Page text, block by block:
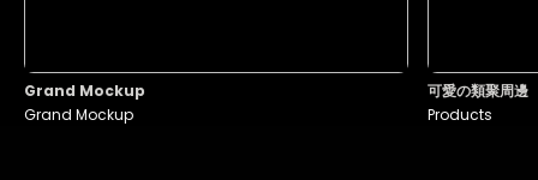
Grand Mockup
Grand Mockup
可愛の類聚周邊
Products